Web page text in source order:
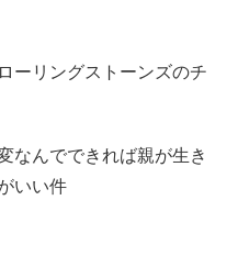
ーリングストーンズのチ
なんでできれば親が生き
いい件